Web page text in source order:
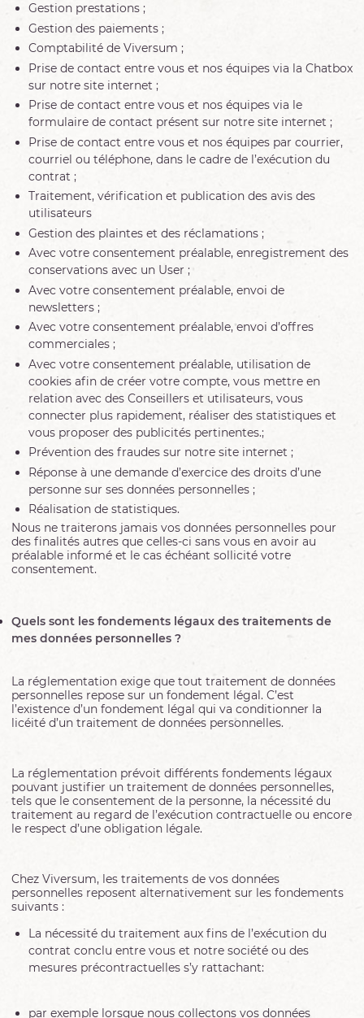
Gestion prestations ;
Gestion des paiements ;
Comptabilité de Viversum ;
Prise de contact entre vous et nos équipes via la Chatbox
sur notre site internet ;
Prise de contact entre vous et nos équipes via le
formulaire de contact présent sur notre site internet ;
Prise de contact entre vous et nos équipes par courrier,
courriel ou téléphone, dans le cadre de l’exécution du
contrat ;
Traitement, vérification et publication des avis des
utilisateurs
Gestion des plaintes et des réclamations ;
Avec votre consentement préalable, enregistrement des
conservations avec un User ;
Avec votre consentement préalable, envoi de
newsletters ;
Avec votre consentement préalable, envoi d’offres
commerciales ;
Avec votre consentement préalable, utilisation de
cookies afin de créer votre compte, vous mettre en
relation avec des Conseillers et utilisateurs, vous
connecter plus rapidement, réaliser des statistiques et
vous proposer des publicités pertinentes.;
Prévention des fraudes sur notre site internet ;
Réponse à une demande d’exercice des droits d’une
personne sur ses données personnelles ;
Réalisation de statistiques.
Nous ne traiterons jamais vos données personnelles pour
des finalités autres que celles-ci sans vous en avoir au
préalable informé et le cas échéant sollicité votre
consentement.
Quels sont les fondements légaux des traitements de
mes données personnelles ?
La réglementation exige que tout traitement de données
personnelles repose sur un fondement légal. C’est
l’existence d’un fondement légal qui va conditionner la
licéité d’un traitement de données personnelles.
La réglementation prévoit différents fondements légaux
pouvant justifier un traitement de données personnelles,
tels que le consentement de la personne, la nécessité du
traitement au regard de l’exécution contractuelle ou encore
le respect d’une obligation légale.
Chez Viversum, les traitements de vos données
personnelles reposent alternativement sur les fondements
suivants :
La nécessité du traitement aux fins de l’exécution du
contrat conclu entre vous et notre société ou des
mesures précontractuelles s’y rattachant:
par exemple lorsque nous collectons vos données